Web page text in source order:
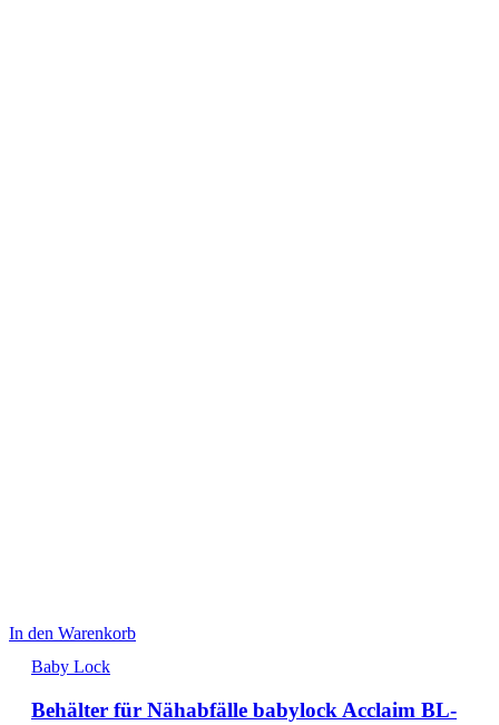
In den Warenkorb
Baby Lock
Behälter für Nähabfälle babylock Acclaim BL-